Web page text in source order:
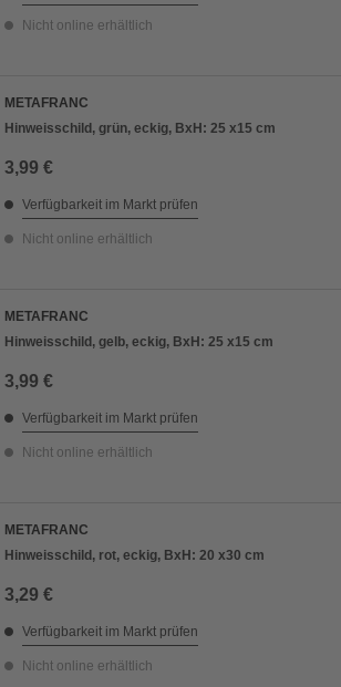
Nicht online erhältlich
METAFRANC
Hinweisschild, grün, eckig, BxH: 25 x15 cm
3,99 €
Verfügbarkeit im Markt prüfen
Nicht online erhältlich
METAFRANC
Hinweisschild, gelb, eckig, BxH: 25 x15 cm
3,99 €
Verfügbarkeit im Markt prüfen
Nicht online erhältlich
METAFRANC
Hinweisschild, rot, eckig, BxH: 20 x30 cm
3,29 €
Verfügbarkeit im Markt prüfen
Nicht online erhältlich